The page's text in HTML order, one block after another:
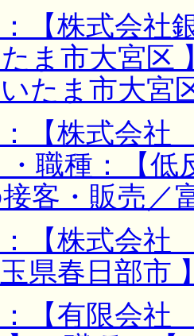
【株式会社
ま市大宮区
たま市大宮
【株式会
・職種：【
客・販売／
【株式会
県春日部市
【有限会社